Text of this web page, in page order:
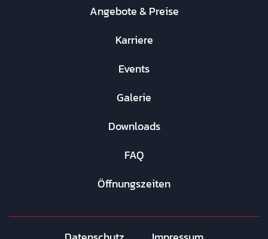
Angebote & Preise
Karriere
Events
Galerie
Downloads
FAQ
Öffnungszeiten